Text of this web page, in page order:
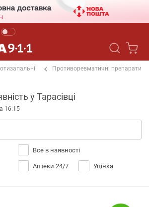
Противоревматичні препарати
у Тарасівці
16:15
Все в наявності
Аптеки 24/7 Уцінка